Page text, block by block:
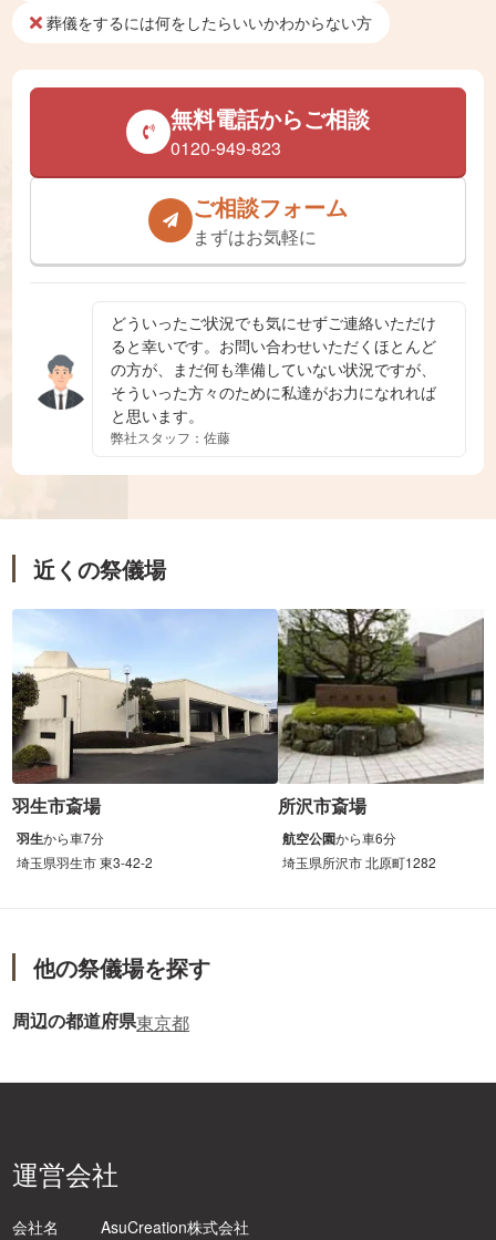
葬儀をするには何をしたらいいかわからない方
ご相談フォーム
まずはお気軽に
無料電話からご相談
0120-949-823
どういったご状況でも気にせずご連絡いただけ
ると幸いです。お問い合わせいただくほとんど
の方が、まだ何も準備していない状況ですが、
そういった方々のために私達がお力になれれば
と思います。
弊社スタッフ：佐藤
近くの祭儀場
羽生市斎場
羽生から車7分
埼玉県羽生市 東3-42-2
所沢市斎場
航空公園から車6分
埼玉県所沢市 北原町1282
他の祭儀場を探す
周辺の都道府県東京都
運営会社
会社名
AsuCreation株式会社